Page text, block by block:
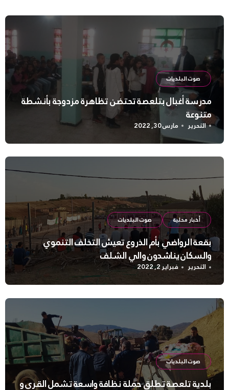
صوت البلديات
مدرسة أغبال بتلعصة تحتضن تظاهرة مزدوجة بأنشطة
متنوعة
التحرير مارس 30, 2022
أخبار محلية صوت البلديات
بقعة الرواضي بأم الذروع تعيش التخلف التنموي
والسكان يناشدون والي الشلف
التحرير فبراير 2, 2022
صوت البلديات
بلدية تلعصة تطلق حملة نظافة واسعة تشمل القرى و